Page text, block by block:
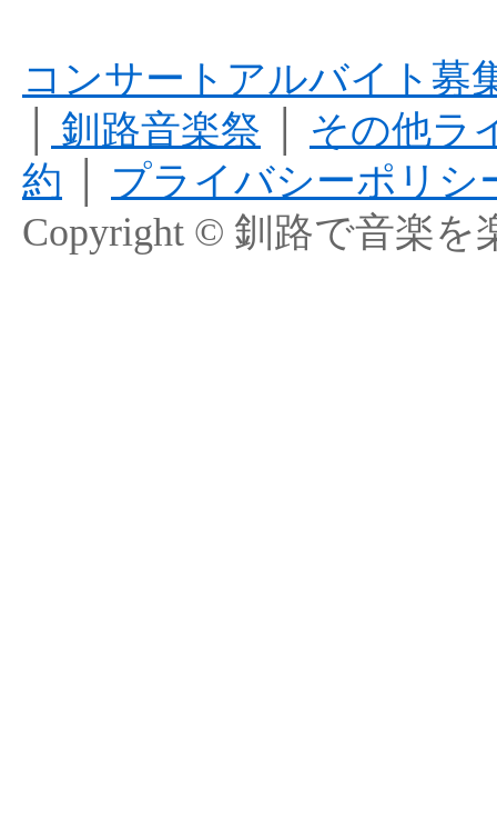
コンサートアルバイト募
釧路音楽祭
その他ラ
約
プライバシーポリシ
Copyright © 釧路で音楽を